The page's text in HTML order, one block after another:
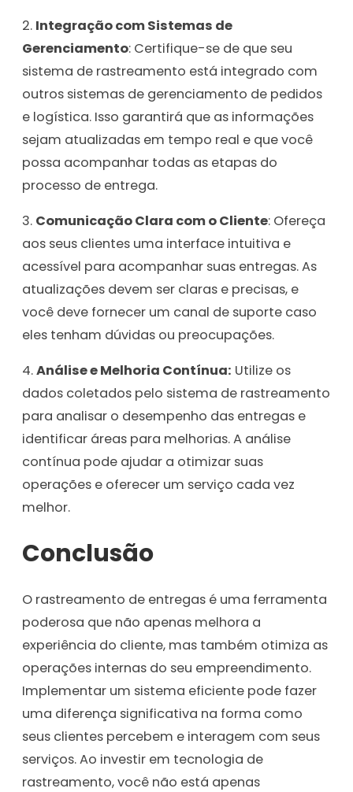
2. Integração com Sistemas de
Gerenciamento: Certifique-se de que seu
sistema de rastreamento está integrado com
outros sistemas de gerenciamento de pedidos
e logística. Isso garantirá que as informações
sejam atualizadas em tempo real e que você
possa acompanhar todas as etapas do
processo de entrega.
3. Comunicação Clara com o Cliente: Ofereça
aos seus clientes uma interface intuitiva e
acessível para acompanhar suas entregas. As
atualizações devem ser claras e precisas, e
você deve fornecer um canal de suporte caso
eles tenham dúvidas ou preocupações.
4.Análise e Melhoria Contínua: Utilize os
dados coletados pelo sistema de rastreamento
para analisar o desempenho das entregas e
identificar áreas para melhorias. A análise
contínua pode ajudar a otimizar suas
operações e oferecer um serviço cada vez
melhor.
Conclusão
O rastreamento de entregas é uma ferramenta
poderosa que não apenas melhora a
experiência do cliente, mas também otimiza as
operações internas do seu empreendimento.
Implementar um sistema eficiente pode fazer
uma diferença significativa na forma como
seus clientes percebem e interagem com seus
serviços. Ao investir em tecnologia de
rastreamento, você não está apenas